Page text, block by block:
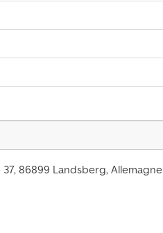
86899 Landsberg, Allemagne